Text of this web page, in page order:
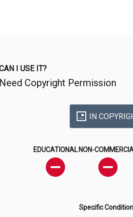
I USE IT?
Need Copyright Permission
IN
EDUCATIONAL NON-
Specific